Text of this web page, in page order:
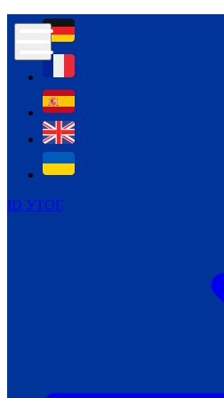
ID УТОГ
Контур психологічної
мова